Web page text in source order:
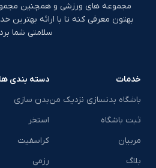
مجموعه های ورزشی و همچنین
بهتون معرفی کنه تا با ارائه
سلامتی شما
خدمات
باشگاه بدنسازی نزدیک من
ثبت باشگاه
مربیان
بلاگ
دسته بندی ها
بدن سازی
استخر
کراسفیت
رزمی